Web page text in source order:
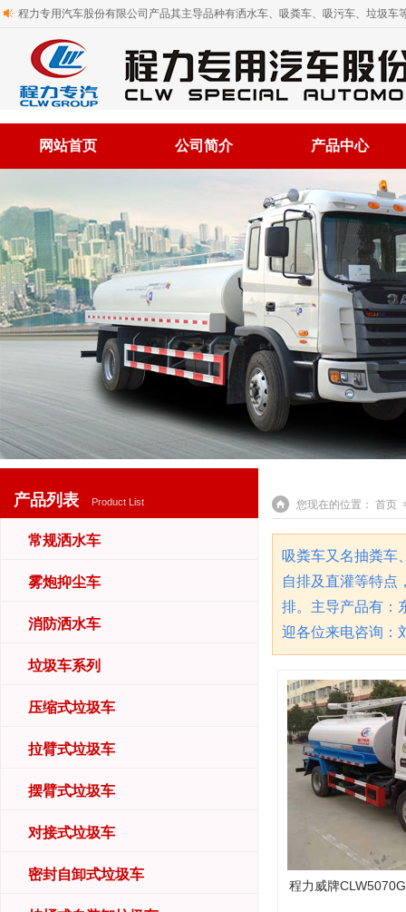
程力专用汽车股份有限公司产品其主导品种有洒水车、吸粪车、吸污车、垃圾车
网站首页 公司简介 产品中心
产品列表 Product List
常规洒水车
雾炮抑尘车
消防洒水车
垃圾车系列
压缩式垃圾车
拉臂式垃圾车
摆臂式垃圾车
对接式垃圾车
密封自卸式垃圾车
您现在的位置： 首页
吸粪车又名抽粪车
自排及直灌等特点
排。主导产品有：
迎各位来电咨询：
程力威牌